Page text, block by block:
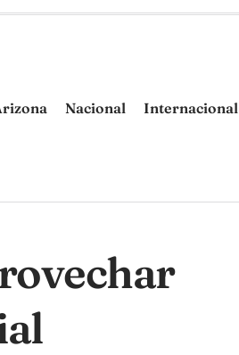
Nacional Internacional